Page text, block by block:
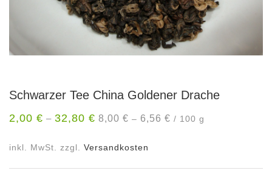
Schwarzer Tee China Goldener Drache
2,00 € – 32,80 € 8,00 € – 6,56 € / 100 g
inkl. MwSt. zzgl. Versandkosten